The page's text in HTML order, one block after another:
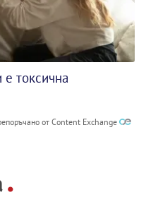
е токсична
от Content Exchange